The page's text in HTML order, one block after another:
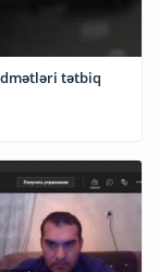
tətbiq